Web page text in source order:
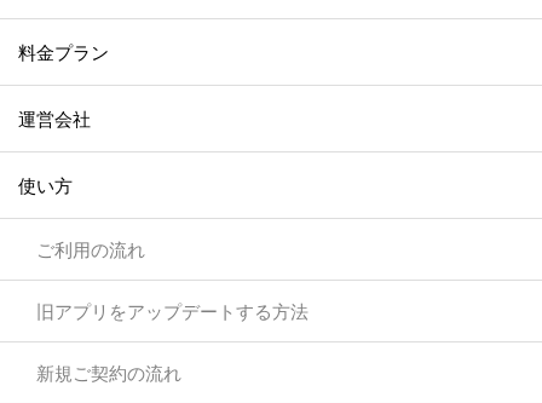
料金プラン
運営会社
使い方
ご利用の流れ
旧アプリをアップデートする方法
新規ご契約の流れ